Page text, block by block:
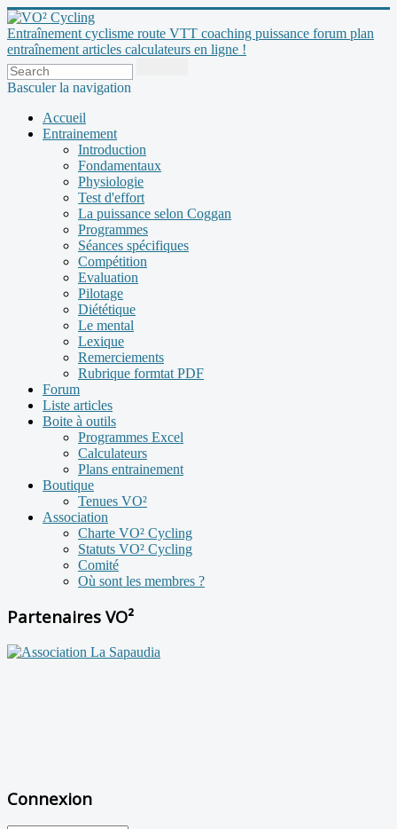
Entraînement cyclisme route VTT coaching puissance forum plan
entraînement articles calculateurs en ligne !
Basculer la navigation
Accueil
Entrainement
Introduction
Fondamentaux
Physiologie
Test d'effort
La puissance selon Coggan
Programmes
Séances spécifiques
Compétition
Evaluation
Pilotage
Diététique
Le mental
Lexique
Remerciements
Rubrique formtat PDF
Forum
Liste articles
Boite à outils
Programmes Excel
Calculateurs
Plans entrainement
Boutique
Tenues VO²
Association
Charte VO² Cycling
Statuts VO² Cycling
Comité
Où sont les membres ?
Partenaires VO²
Connexion